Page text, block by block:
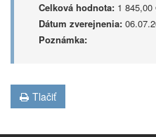
Celková hodnota: 1
Dátum zverejnenia:
Poznámka:
Tlačiť